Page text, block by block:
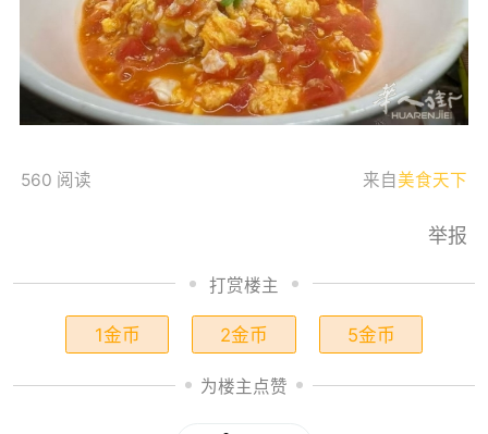
560 阅读 来自美食天下
举报
打赏楼主
1金币 2金币 5金币
为楼主点赞